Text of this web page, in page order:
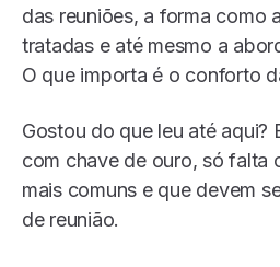
das reuniões, a forma como
tratadas e até mesmo a
O que importa é o conforto
Gostou do que leu até aqui?
com chave de ouro, só falta
mais comuns e que devem
de reunião.